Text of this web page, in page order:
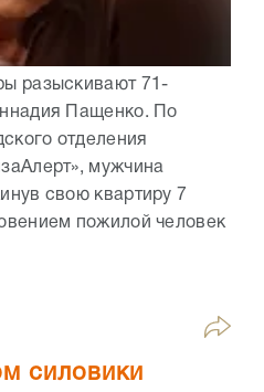
разыскивают 71-
Пащенко. По
отделения
мужчина
свою квартиру 7
пожилой человек
силовики